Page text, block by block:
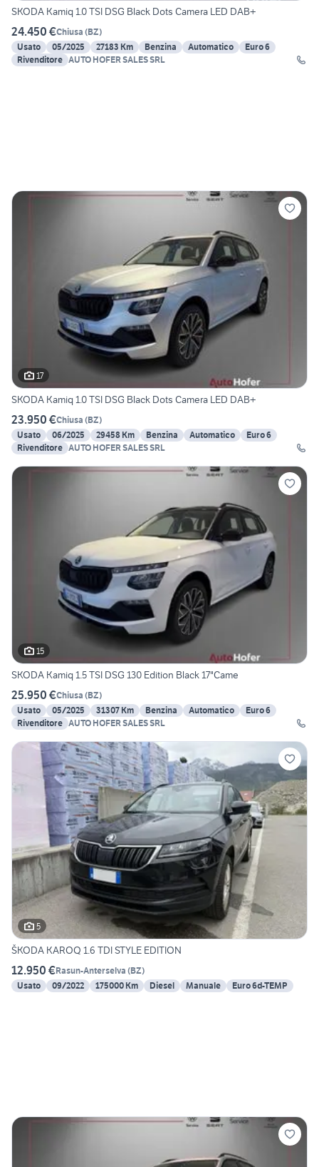
SKODA Kamiq 1.0 TSI DSG Black Dots Camera LED DAB+
24.450 €Chiusa (BZ)
Usato
05/2025 27183 Km Benzina Automatico
Euro 6
Rivenditore AUTO HOFER SALES SRL
17
SKODA Kamiq 1.0 TSI DSG Black Dots Camera LED DAB+
23.950 €Chiusa (BZ)
Usato
06/2025 29458 Km Benzina Automatico
Euro 6
Rivenditore AUTO HOFER SALES SRL
15
SKODA Kamiq 1.5 TSI DSG 130 Edition Black 17"Came
25.950 €Chiusa (BZ)
Usato
05/2025 31307 Km Benzina Automatico
Euro 6
Rivenditore AUTO HOFER SALES SRL
5
ŠKODA KAROQ 1.6 TDI STYLE EDITION
12.950 €Rasun-Anterselva (BZ)
Usato
09/2022 175000 Km Diesel Manuale Euro 6d-TEMP